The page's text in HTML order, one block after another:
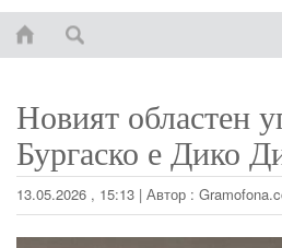
Новият областен
Бургаско е Дико
13.05.2026 , 15:13 | Автор :